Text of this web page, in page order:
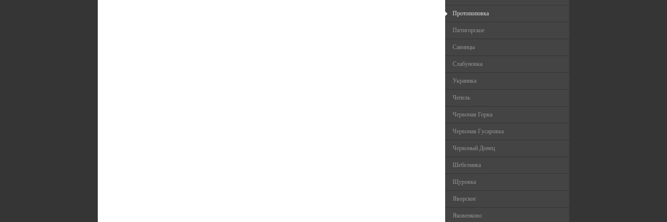
Протопоповка
Пятигорское
Савинцы
Слабуновка
Украинка
Чепель
Червоная Горка
Червоная Гусаровка
Червоный Донец
Шебелинка
Щуровка
Яворское
Яковенково